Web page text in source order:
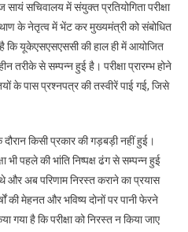
सचिवालय में संयुक्त प्रतियोगिता परीक्षा
के नेतृत्व में भेंट कर मुख्यमंत्री को संबोधित
है कि यूकेएसएसएससी की हाल ही में आयोजित
तरीके से सम्पन्न हुई है। परीक्षा प्रारम्भ होने
के पास प्रश्नपत्र की तस्वीरें पाई गई, जिसे
दौरान किसी प्रकार की गड़बड़ी नहीं हुई।
भी पहले की भांति निष्पक्ष ढंग से सम्पन्न हुई
और अब परिणाम निरस्त कराने का प्रयास
की मेहनत और भविष्य दोनों पर पानी फेरने
गया है कि परीक्षा को निरस्त न किया जाए